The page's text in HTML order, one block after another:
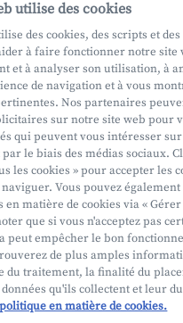
nous
vous
utilise des cookies
des cookies, des scripts et
à faire fonctionner notre site
et à analyser son utilisation, à
de navigation et à vous
Nos partenaires
sur notre site web pour
qui peuvent vous intéresser
par le biais des médias sociaux.
les cookies » pour accepter les
Vous pouvez
en matière de cookies via « Gérer
que si vous n'acceptez pas
peut empêcher le bon
de plus amples
du traitement, la finalité du
qu'ils collectent et leur
politique en matière de cookies.